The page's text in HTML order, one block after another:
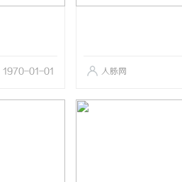
1970-01-01 人脉网